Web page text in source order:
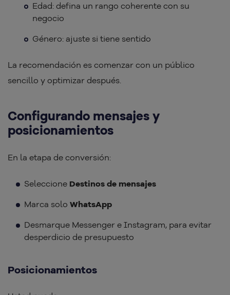
Edad: defina un rango coherente con su
negocio
Género: ajuste si tiene sentido
La recomendación es comenzar con un público
sencillo y optimizar después.
Configurando mensajes y
posicionamientos
En la etapa de conversión:
Seleccione Destinos de mensajes
Marca solo WhatsApp
Desmarque Messenger e Instagram, para evitar
desperdicio de presupuesto
Posicionamientos